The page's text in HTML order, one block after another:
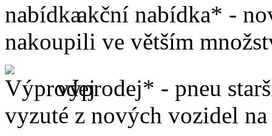
akční nabídka* -
nakoupili ve větším
výprodej* - pneu
vyzuté z nových vozidel na